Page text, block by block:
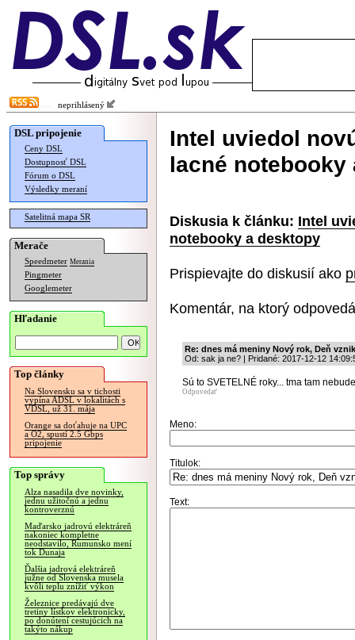
neprihlásený
DSL pripojenie
Ceny DSL
Dostupnosť DSL
Fórum o DSL
Výsledky meraní
Satelitná mapa SR
Merače
Speedmeter Merania
Pingmeter
Googlemeter
Hľadanie
Top články
Na Slovensku sa v tichosti
vypína ADSL v lokalitách s
VDSL, už 31. mája
Orange sa doťahuje na UPC
a O2, spustí 2.5 Gbps
pripojenie
Top správy
Alza nasadila dve novinky,
jednu užitočnú a jednu
kontroverznú
Maďarsko jadrovú elektráreň
nakoniec kompletne
neodstavilo, Rumunsko mení
tok Dunaja
Ďalšia jadrová elektráreň
južne od Slovenska musela
kvôli teplu znížiť výkon
Železnice predávajú dve
tretiny lístkov elektronicky,
po donútení cestujúcich na
takýto nákup
Intel uviedol
lacné notebooky
Diskusia k článku: Intel
notebooky a desktopy
Prispievajte do diskusií ako
Komentár, na ktorý
Re: dnes má meniny Nový rok, Deň
Od: sak ja ne? | Pridané: 2017-12-12
Sú to SVETELNÉ roky... tma tam
Odpovedať
Meno:
Titulok:
Text: